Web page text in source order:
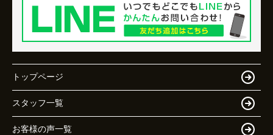
トップページ
スタッフ一覧
お客様の声一覧